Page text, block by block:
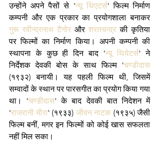
उन्होंने अपने पैसों से 'न्यू थिएटर्स' फिल्म निर्माण
कम्पनी और एक प्रकार का प्रयोगशाला बनाकर
गुरू रवीन्द्रनाथ टैगोर और शरतचन्द्र की कृतिया
पर फिल्मों का निर्माण किया। अपनी कम्पनी की
स्थापना के कुछ ही दिन बाद 'न्यू थियेटर्स' ने
निर्देशक देवकी बोस के साथ फिल्म 'चण्डीदास
(१९३२) बनायी। यह पहली फिल्म थी, जिसमें
सम्वादों के स्थान पर पारसगीत का प्रयोग किया गया
था। 'चण्डीदास' के बाद देवकी बात निदेशन में
'राजरानी मीरा' (१९३३) जीवन नाटक (१९३५) जैसी
फिल्म बनीं, मगर इन फिल्मों को कोई खास सफलता
नहीं मिल सका।